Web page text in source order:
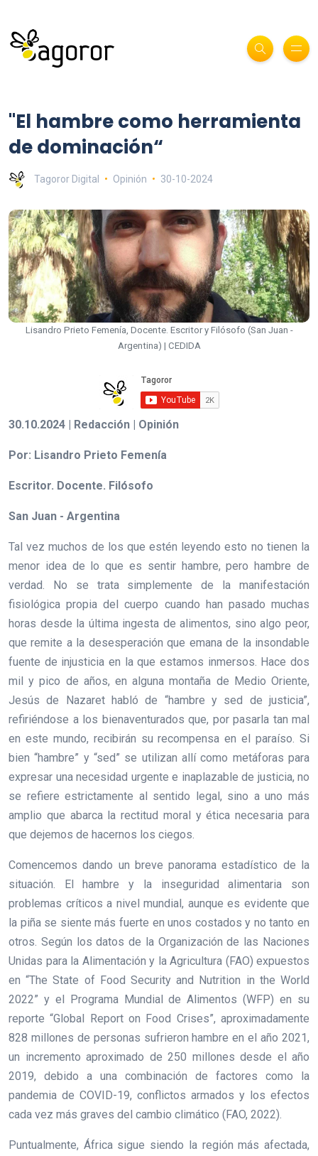
"El hambre como herramienta
de dominación“
Tagoror Digital Opinión 30-10-2024
Lisandro Prieto Femenía, Docente. Escritor y Filósofo (San Juan -
Argentina) | CEDIDA
30.10.2024 | Redacción | Opinión
Por: Lisandro Prieto Femenía
Escritor. Docente. Filósofo
San Juan - Argentina
Tal vez muchos de los que estén leyendo esto no tienen la
menor idea de lo que es sentir hambre, pero hambre de
verdad. No se trata simplemente de la manifestación
fisiológica propia del cuerpo cuando han pasado muchas
horas desde la última ingesta de alimentos, sino algo peor,
que remite a la desesperación que emana de la insondable
fuente de injusticia en la que estamos inmersos. Hace dos
mil y pico de años, en alguna montaña de Medio Oriente,
Jesús de Nazaret habló de “hambre y sed de justicia”,
refiriéndose a los bienaventurados que, por pasarla tan mal
en este mundo, recibirán su recompensa en el paraíso. Si
bien “hambre” y “sed” se utilizan allí como metáforas para
expresar una necesidad urgente e inaplazable de justicia, no
se refiere estrictamente al sentido legal, sino a uno más
amplio que abarca la rectitud moral y ética necesaria para
que dejemos de hacernos los ciegos.
Comencemos dando un breve panorama estadístico de la
situación. El hambre y la inseguridad alimentaria son
problemas críticos a nivel mundial, aunque es evidente que
la piña se siente más fuerte en unos costados y no tanto en
otros. Según los datos de la Organización de las Naciones
Unidas para la Alimentación y la Agricultura (FAO) expuestos
en “The State of Food Security and Nutrition in the World
2022” y el Programa Mundial de Alimentos (WFP) en su
reporte “Global Report on Food Crises”, aproximadamente
828 millones de personas sufrieron hambre en el año 2021,
un incremento aproximado de 250 millones desde el año
2019, debido a una combinación de factores como la
pandemia de COVID-19, conflictos armados y los efectos
cada vez más graves del cambio climático (FAO, 2022).
Puntualmente, África sigue siendo la región más afectada,